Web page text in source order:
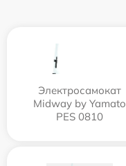
Электросамокат
Midway by Yamato
PES 0810